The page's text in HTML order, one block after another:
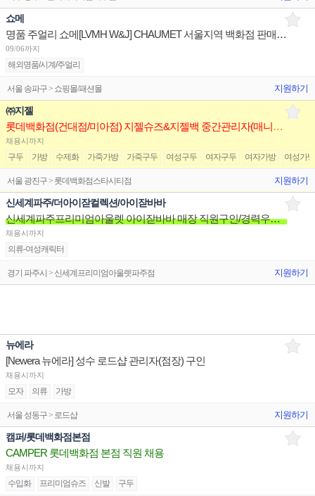
쇼메
명품 주얼리 쇼메[LVMH W&J] CHAUMET 서울지역 백화점 판매사원 채용
09/06까지
해외명품/시계/주얼리
서울 송파구 > 쇼핑몰/패션몰 지원하기
㈜지젤
롯데백화점(건대점/미아점) 지젤슈즈&지젤백 중간관리자(매니저) 구인합니다
채용시까지
구두 가방 수제화 가죽가방 가죽구두 여성구두 여자구두 여자가방 여성가방
서울 광진구 > 롯데백화점스타시티점 지원하기
신세계파주/더아이잗컬렉션/아이잗바바
신세계파주프리미엄아울렛 아이잗바바 매장 직원구인/경력우대/분위기좋은매장/장기근무환영
채용시까지
의류-여성캐릭터
경기 파주시 > 신세계프리미엄아울렛파주점 지원하기
뉴에라
[Newera 뉴에라] 성수 로드샵 관리자(점장) 구인
채용시까지
모자 의류 가방
서울 성동구 > 로드샵 지원하기
캠퍼/롯데백화점본점
CAMPER 롯데백화점 본점 직원 채용
채용시까지
수입화 프리미엄슈즈 신발 구두